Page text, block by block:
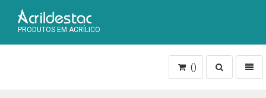
PRODUTOS EM ACRÍLICO
Toggle
search
()